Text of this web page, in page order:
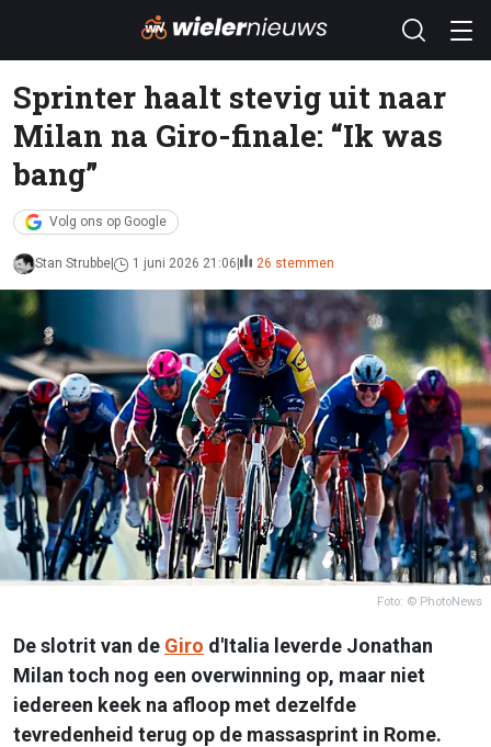
Sprinter haalt stevig uit naar
Milan na Giro-finale: “Ik was
bang”
Volg ons op Google
Stan Strubbe 1 juni 2026 21:06 26 stemmen
Foto: © PhotoNews
De slotrit van de Giro d'Italia leverde Jonathan
Milan toch nog een overwinning op, maar niet
iedereen keek na afloop met dezelfde
tevredenheid terug op de massasprint in Rome.